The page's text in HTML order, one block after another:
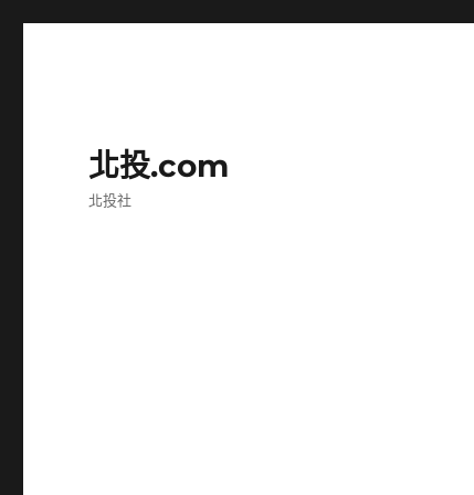
北投.com
北投社